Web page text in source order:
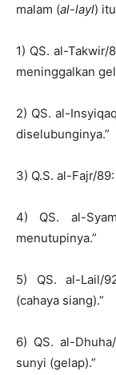
malam (al-layl)
1) QS. al-Takwir/
meninggalkan
2) QS. al-
diselubunginya.”
3) Q.S. al-Fajr/
4) QS. al-
menutupinya.”
5) QS. al-Lail/
(cahaya siang).”
6) QS. al-
sunyi (gelap).”